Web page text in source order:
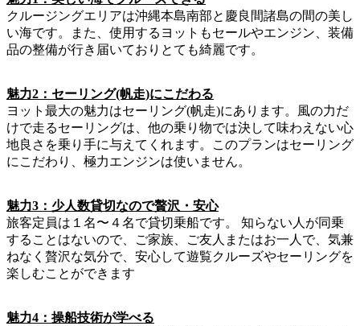
クルージングエリアは沖縄本島南部と慶良間諸島の間の美し
い海です。また、使用するヨットもセールやエンジン、装備
品の整備が行き届いておりとても綺麗です。
魅力2：セーリング(帆走)にこだわる
ヨット最大の魅力はセーリング(帆走)にあります。風の力だ
けで走るセーリングは、他の乗り物では決して味わえない心
地良さを乗り手に与えてくれます。このプランはセーリング
にこだわり、極力エンジンは使いません。
魅力3：少人数貸切なので贅沢・安心
旅客定員は１名〜４名で貸切乗船です。 知らない人が同乗
することはないので、ご家族、ご友人またはお一人で、気兼
ねなく贅沢な気分で、安心して遊覧クルーズやセーリングを
楽しむことができます
魅力4：操船技術が学べる